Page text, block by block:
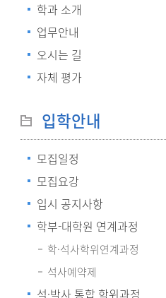
학과 소개
업무안내
오시는 길
자체 평가
입학안내
모집일정
모집요강
입시 공지사항
학부-대학원 연계과정
학·석사학위연계과정
석사예약제
석·박사 통합 학위과정